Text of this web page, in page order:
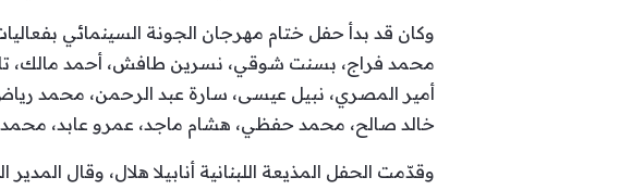
وكان قد بدأ حفل ختام مهرجان الجونة السينمائي
محمد فراج، بسنت شوقي، نسرين طافش، أحمد مالك،
أمير المصري، نبيل عيسى، سارة عبد الرحمن، محمد رياض
خالد صالح، محمد حفظي، هشام ماجد، عمرو عابد،
وقدّمت الحفل المذيعة اللبنانية أنابيلا هلال، وقال